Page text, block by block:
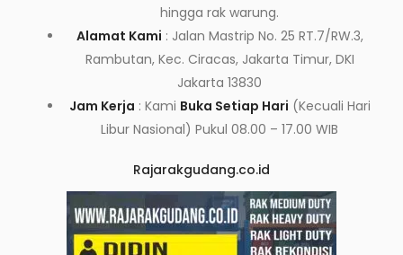
hingga rak warung.
Alamat Kami : Jalan Mastrip No. 25 RT.7/RW.3,
Rambutan, Kec. Ciracas, Jakarta Timur, DKI
Jakarta 13830
Jam Kerja : Kami Buka Setiap Hari (Kecuali Hari
Libur Nasional) Pukul 08.00 – 17.00 WIB
Rajarakgudang.co.id